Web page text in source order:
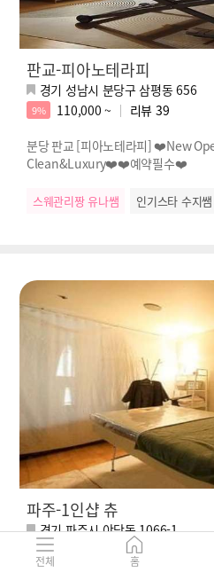
판교-피아노테라피
경기 성남시 분당구 삼평동 656
9% 110,000 ~ 리뷰 39
분당 판교 [피아노테라피] ❤️New
Clean&Luxury❤️❤️예약필수❤️
스웨관리짱 유나쌤 인기스타 수지쌤
파주-1인샵 츄
경기 파주시 야당동 1066-1
7% 리뷰
전체 홈